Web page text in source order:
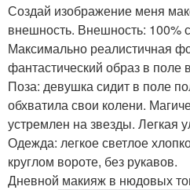
Создай изображение меня
внешность. Внешность: 100%
Максимально реалистичная
фантастический образ в поле
Поза: девушка сидит в поле
обхватила свои колени.
устремлен на звезды. Легкая
Одежда: легкое светлое
круглом вороте, без рукавов.
Дневной макияж в нюдовых